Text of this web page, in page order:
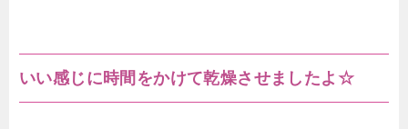
いい感じに時間をかけて乾燥させましたよ☆